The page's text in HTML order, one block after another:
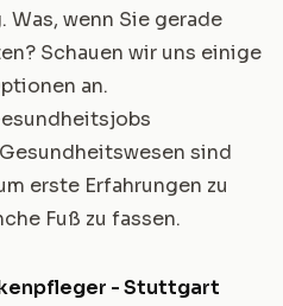
wenn Sie gerade
Schauen wir uns einige
an.
sind
erste Erfahrungen zu
Fuß zu fassen.
- Stuttgart